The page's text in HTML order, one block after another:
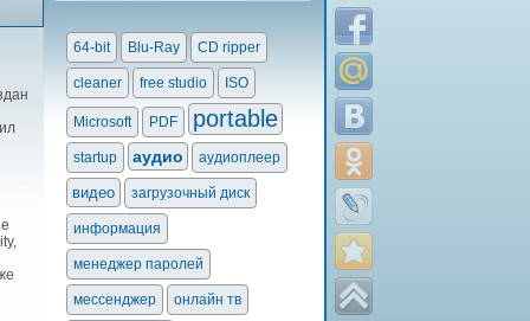
64-bit Blu-Ray CD ripper
cleaner free studio ISO
Microsoft PDF portable
startup аудио аудиоплеер
видео загрузочный диск
информация
менеджер паролей
мессенджер онлайн тв